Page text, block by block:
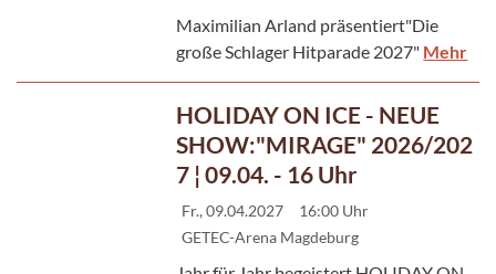
Maximilian Arland präsentiert"Die
große Schlager Hitparade 2027" Mehr
HOLIDAY ON ICE - NEUE
SHOW:"MIRAGE" 2026/202
7 ¦ 09.04. - 16 Uhr
Fr., 09.04.2027
16:00 Uhr
GETEC-Arena Magdeburg